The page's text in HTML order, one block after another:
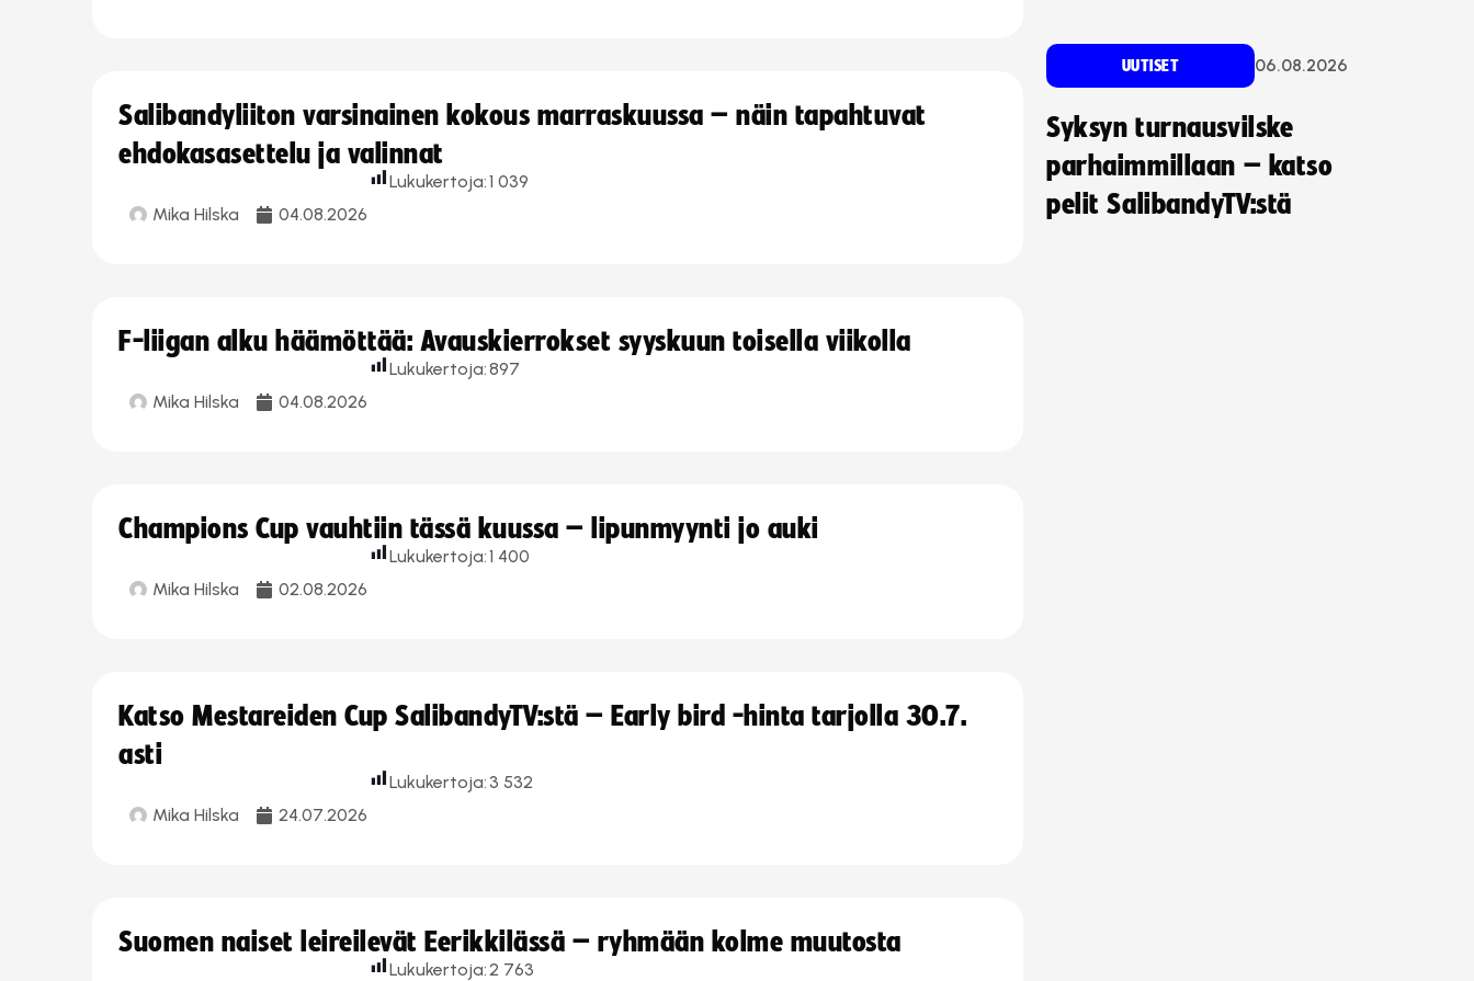
Salibandyliiton varsinainen kokous marraskuussa – näin tapahtuvat
ehdokasasettelu ja valinnat
Mika Hilska 04.08.2026
Lukukertoja:1 039
F-liigan alku häämöttää: Avauskierrokset syyskuun toisella viikolla
Mika Hilska 04.08.2026
Lukukertoja:897
Champions Cup vauhtiin tässä kuussa – lipunmyynti jo auki
Mika Hilska 02.08.2026
Lukukertoja:1 400
Katso Mestareiden Cup SalibandyTV:stä – Early bird -hinta tarjolla 30.7.
asti
Mika Hilska 24.07.2026
Lukukertoja: 3 532
Suomen naiset leireilevät Eerikkilässä – ryhmään kolme muutosta
Lukukertoja:2 763
UUTISET 06.08.2026
Syksyn turnausvilske
parhaimmillaan – katso
pelit SalibandyTV:stä